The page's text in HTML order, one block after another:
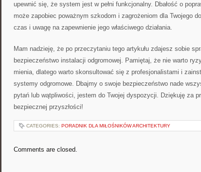
upewnić się, że system jest ⁤w pełni funkcjonalny. Dbałość o
może‍ zapobiec poważnym szkodom ​i zagrożeniom dla​ Twojego
czas i uwagę ​na ​zapewnienie⁣ jego ‍właściwego działania.
Mam nadzieję,⁣ że po przeczytaniu tego artykułu⁤ zdajesz sobie
bezpieczeństwo ​instalacji odgromowej. Pamiętaj, ⁣że‌ nie‍ warto
mienia,‌ dlatego warto ⁤skonsultować się ​z‍ profesjonalistami ⁤i
systemy odgromowe. ⁢Dbajmy⁣ o swoje bezpieczeństwo nade⁢
pytań lub‍ wątpliwości, jestem do Twojej‍ dyspozycji. Dziękuję za
bezpiecznej przyszłości!
CATEGORIES: PORADNIK DLA MIŁOŚNIKÓW ARCHITEKTURY
Comments are closed.